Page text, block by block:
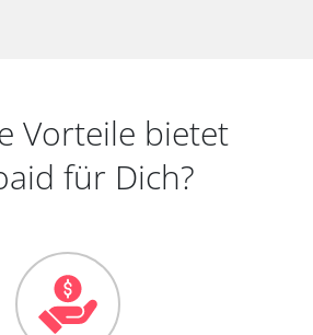
Vorteile bietet
für Dich?